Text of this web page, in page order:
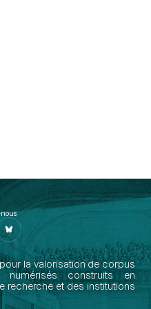
la valorisation de corpus
numérisés construits en
recherche et des institutions